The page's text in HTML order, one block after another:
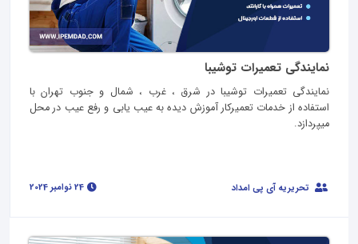
نمایندگی تعمیرات توشیبا
نمایندگی تعمیرات توشیبا در شرق ، غرب ، شمال و جنوب تهران با
استفاده از خدمات تعمیرکار آموزش دیده به عیب یابی و رفع عیب در محل
میپردازد.
تحریریه آی پی امداد